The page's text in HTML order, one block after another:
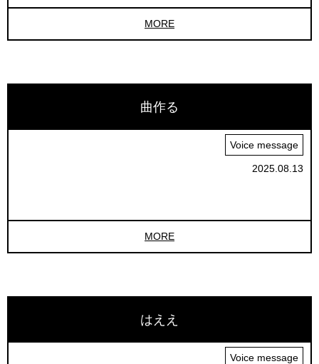
MORE
曲作る
Voice message
2025.08.13
MORE
はええ
Voice message